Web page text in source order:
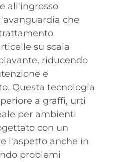
all'ingrosso
che
su scala
riducendo
e
Questa tecnologia
a graffi, urti
per ambienti
con un
l'aspetto anche in
problemi